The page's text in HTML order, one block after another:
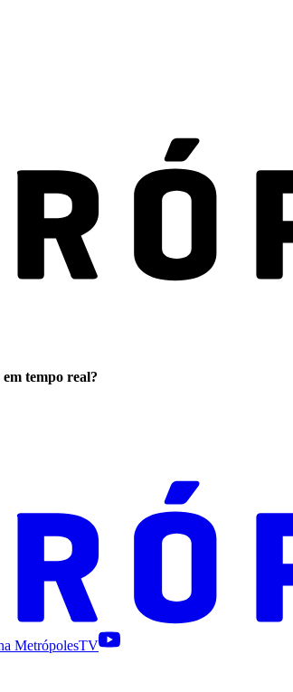
tempo real?
MetrópolesTV